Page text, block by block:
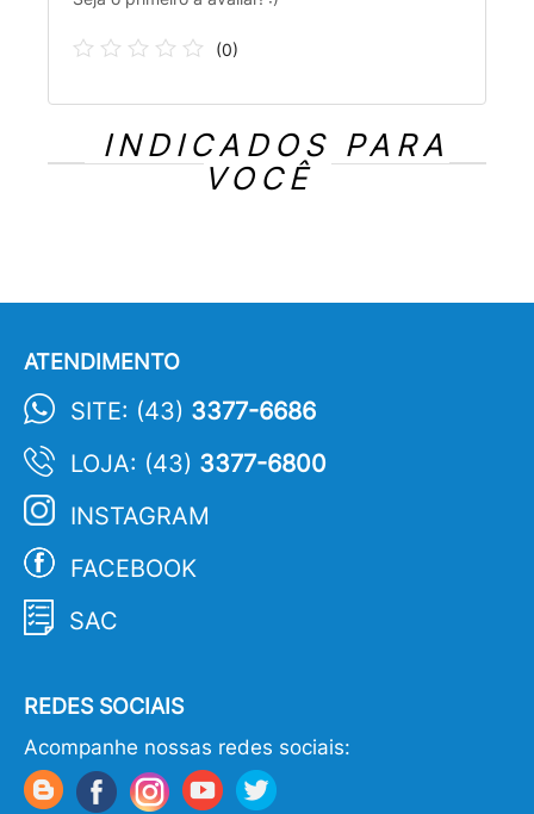
(0)
INDICADOS PARA
VOCÊ
ATENDIMENTO
SITE: (43) 3377-6686
LOJA: (43) 3377-6800
INSTAGRAM
FACEBOOK
SAC
REDES SOCIAIS
Acompanhe nossas redes sociais: